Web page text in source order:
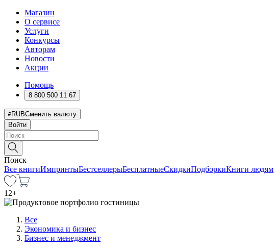
Магазин
О сервисе
Услуги
Конкурсы
Авторам
Новости
Акции
Помощь
8 800 500 11 67
RUBСменить валюту
Войти
Поиск
Все книгиИмпринтыБестселлерыБесплатныеСкидкиПодборкиКниги людям
12+
Все
Экономика и бизнес
Бизнес и менеджмент